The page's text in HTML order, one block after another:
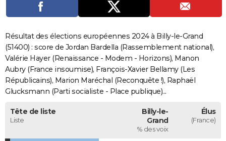
Dictionnaire
Biographies
Expressions
Proverbes
PROGRAMME TV
S'inscrire
Se connecter
Lycées
Collèges
Primaires
Universités
Entreprises
Service militaire
Avis de recherche
AVIS DE DÉCÈS
FORUM
Bricolage
Lifestyle
Culture
SportAuto
Television
Voyage
Cinema
Résultat des élections européennes 2024 à Billy-le-Grand
(51400) : score de Jordan Bardella (Rassemblement national),
Valérie Hayer (Renaissance - Modem - Horizons), Manon
Aubry (France insoumise), François-Xavier Bellamy (Les
Républicains), Marion Maréchal (Reconquête !), Raphaël
Glucksmann (Parti socialiste - Place publique)...
Tête de liste
Liste
Billy-le-
Grand
% des voix
Élus
(France)